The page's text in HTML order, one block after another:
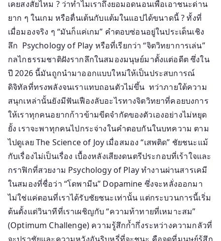
หยุด
เล่น
ไม่
ได้?
เจาะ
of
Play
กลไก
กระหาย
ความ
ท้าทาย
โหย
หา
เคยสงสัยไหม ? ว่าทำไมเราถึงยอมอดนอนเพื่อเอาชนะด่าน
ยาก ๆ ในเกม หรือตื่นเต้นกับแต้มในแอปได้ขนาดนี้ ? ทั้งที่
เมื่อมองจริง ๆ “มันก็แค่เกม” คำตอบซ่อนอยู่ในประเด็นเชิง
ลึก Psychology of Play หรือที่เรียกว่า “จิตวิทยาการเล่น”
กลไกธรรมชาติฝังรากลึกในสมองมนุษย์มาตั้งแต่อดีต ซึ่งใน
ปี 2026 นี้มันถูกนำมาออกแบบใหม่ให้เป็นประสบการณ์
ดิจิทัลที่ทรงพลังจนเราแทบถอนตัวไม่ขึ้น ทว่าภายใต้ความ
สนุกเหล่านั้นยังมีฟันเฟืองลับอะไรทางจิตวิทยาที่คอยบงการ
ให้เราทุกคนอยากก้าวข้ามขีดจำกัดของตัวเองอย่างไม่หยุด
ยั้ง เราจะพาทุกคนไปกระจ่างในคำตอบกันในบทความ ตาม
ไปดูเลย The Science of Joy เมื่อสมอง “เสพติด” ชัยชนะแม้
กับเรื่องไม่เป็นเรื่อง เบื้องหลังเสียงดนตรีประกอบที่เร้าใจและ
กราฟิกที่สวยงาม Psychology of Play ทำงานผ่านสารเคมี
ในสมองที่ชื่อว่า “โดพามีน” Dopamine ซึ่งจะหลั่งออกมา
ไม่ใช่แค่ตอนที่เราได้รับชัยชนะเท่านั้น แต่กระบวนการนี้เริ่ม
ต้นตั้งแต่วินาทีที่เราเผชิญกับ “ความท้าทายที่เหมาะสม”
(Optimum Challenge) ความรู้สึกก้ำกึ่งระหว่างความกลัวที่